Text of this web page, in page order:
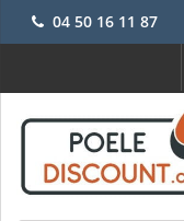
04 50 16 11 87